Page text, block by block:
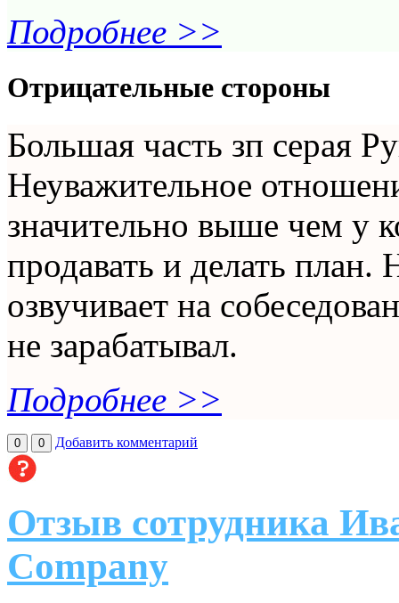
Подробнее >>
Отрицательные стороны
Большая часть зп серая
Неуважительное
значительно выше чем у
продавать и делать план.
озвучивает на
не зарабатывал.
Подробнее >>
0 0 Добавить комментарий
Отзыв сотрудника
Company